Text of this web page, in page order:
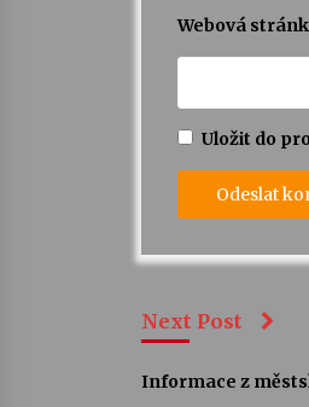
Webová
Uložit do
Next Post
Informace z